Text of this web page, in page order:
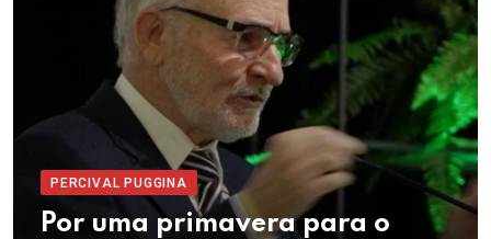
PERCIVAL PUGGINA
Por uma primavera para o